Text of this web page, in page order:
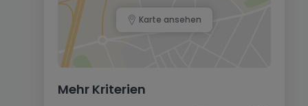
Karte ansehen
Mehr Kriterien